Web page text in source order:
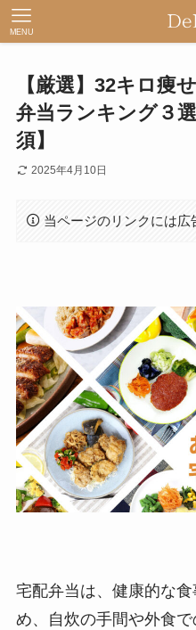
MENU
【厳選】32キロ痩
弁当ランキング３
須】
2025年4月10日
当ページのリンクには広
宅配弁当は、健康的な
め、自炊の手間や外食